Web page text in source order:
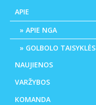
APIE
APIE NGA
GOLBOLO TAISYKLĖS
NAUJIENOS
VARŽYBOS
KOMANDA